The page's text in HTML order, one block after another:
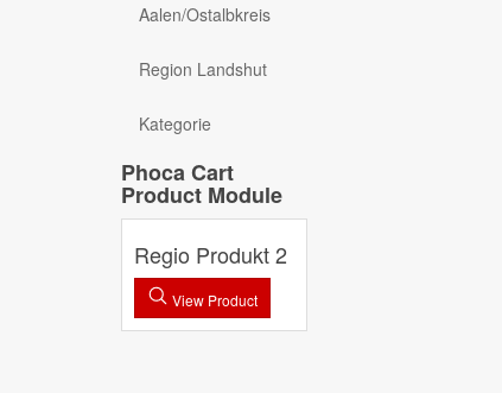
Aalen/Ostalbkreis
Region Landshut
Kategorie
Phoca Cart
Product Module
Regio Produkt 2
View Product